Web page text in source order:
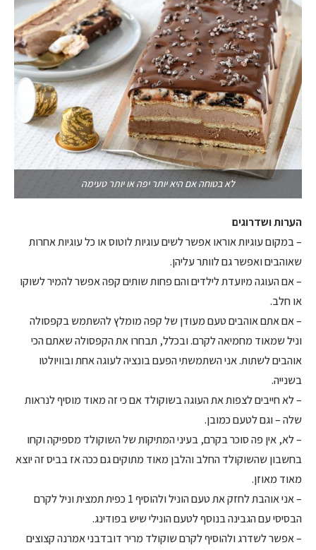
לא בטוחה אם היא יותר יפה או יותר טעימה
הערות ושדרוגים
– במקום עוגיות אוראו אפשר לשים עוגיות לוטוס או כל עוגיות אחרות
שאוהבים ואפשר גם לוותר עליהן.
– אם העוגה מיועדת לילדים והם פחות שותים קפה אפשר להמיר לשוקו
או חלב.
– אם אתם אוהבים טעם מעודן של קפה מומלץ להשתמש בקפסולה
וניל שמאוד מחמיאה לקרם. ובכלל, תבחרו את הקפסולה שאתם הכי
אוהבים לשתות. אני השתמשתי הפעם בונציה לעוגה אחת ובוויולטו
בשנייה.
– לא חייבים לצפות את העוגה בשוקולד אם כי זה מאוד מוסיף לנראות
שלה – וגם לטעם כמובן.
– לא, אין פה סוכר בקרם, בעיני המתיקות של השוקולד מספיקה וקחו
בחשבון שהשוקולד החלב והלבן מאוד מתוקים גם ככה אז בביס זה יוצא
מאוד מאוזן.
– אני אוהבת לחזק את טעם הוניל ולהוסיף 1 כפית תמצית וניל לקרם
הבסיסי עם הגבינה בנוסף לטעם הונילי שיש בפודינג.
– אפשר לשדרג ולהוסיף לקרם שוקולד מריר דובדבני אמרנה קצוצים